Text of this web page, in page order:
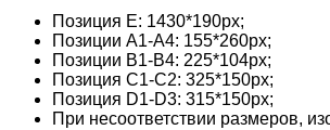
Позиция Е: 1430*190px;
Позиции А1-А4: 155*260px;
Позиции В1-В4: 225*104px;
Позиция С1-С2: 325*150px;
Позиция D1-D3: 315*150px;
При несоответствии размеров,